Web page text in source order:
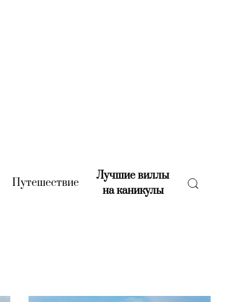
(current)
Путешествие(current)
Лучшие виллы
на каникулы(current)